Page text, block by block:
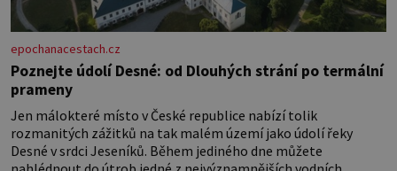
epochanacestach.cz
Poznejte údolí Desné: od Dlouhých strání po termální
prameny
Jen málokteré místo v České republice nabízí tolik
rozmanitých zážitků na tak malém území jako údolí řeky
Desné v srdci Jeseníků. Během jediného dne můžete